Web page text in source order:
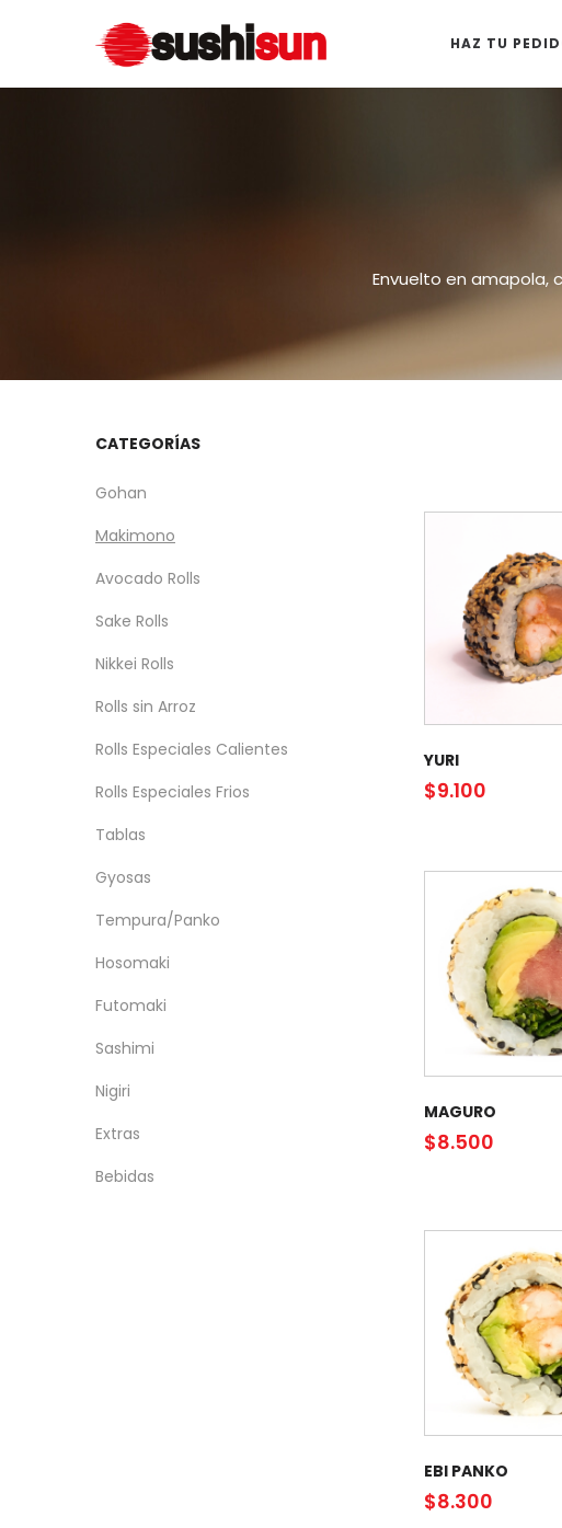
SushiSun
SushiSun HAZ TU
Envuelto en amapola,
YURI
$9.100
MAGURO
$8.500
EBI PANKO
$8.300
CATEGORÍAS
Gohan
Makimono
Avocado Rolls
Sake Rolls
Nikkei Rolls
Rolls sin Arroz
Rolls Especiales Calientes
Rolls Especiales Frios
Tablas
Gyosas
Tempura/Panko
Hosomaki
Futomaki
Sashimi
Nigiri
Extras
Bebidas